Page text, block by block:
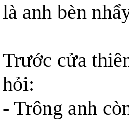
là anh bèn
Trước cửa
hỏi:
- Trông anh